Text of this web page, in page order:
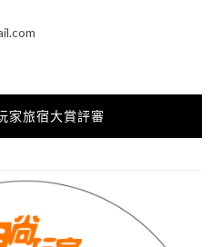
家旅宿大賞評審